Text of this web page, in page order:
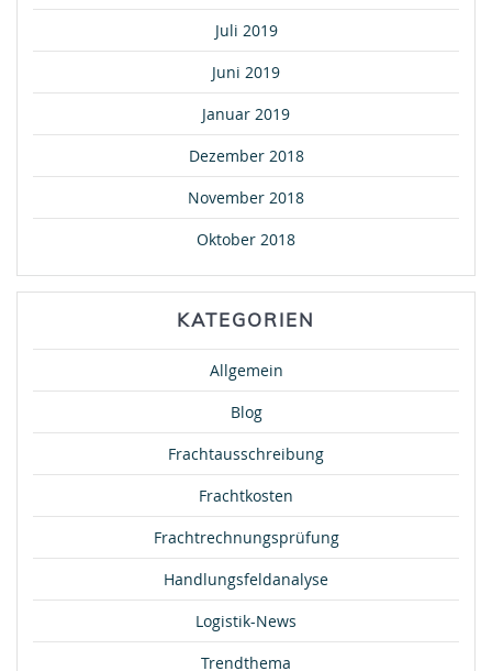
Juli 2019
Juni 2019
Januar 2019
Dezember 2018
November 2018
Oktober 2018
KATEGORIEN
Allgemein
Blog
Frachtausschreibung
Frachtkosten
Frachtrechnungsprüfung
Handlungsfeldanalyse
Logistik-News
Trendthema